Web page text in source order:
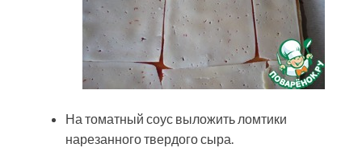
На томатный соус выложить ломтики
нарезанного твердого сыра.